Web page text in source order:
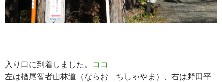
入り口に到着しました。
ココ
左は楢尾智者山林道（ならお ちしゃやま）、右は野田平